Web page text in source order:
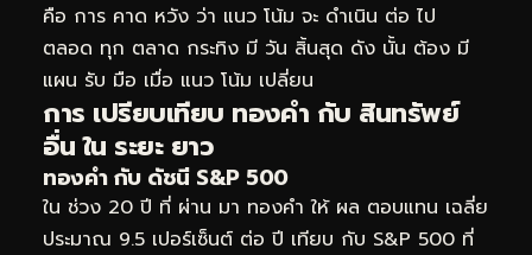
คือ การ คาด หวัง ว่า แนว โน้ม จะ ดำเนิน ต่อ ไป
ตลอด ทุก ตลาด กระทิง มี วัน สิ้นสุด ดัง นั้น ต้อง มี
แผน รับ มือ เมื่อ แนว โน้ม เปลี่ยน
การ เปรียบเทียบ ทองคำ กับ สินทรัพย์
อื่น ใน ระยะ ยาว
ทองคำ กับ ดัชนี S&P 500
ใน ช่วง 20 ปี ที่ ผ่าน มา ทองคำ ให้ ผล ตอบแทน เฉลี่ย
ประมาณ 9.5 เปอร์เซ็นต์ ต่อ ปี เทียบ กับ S&P 500 ที่